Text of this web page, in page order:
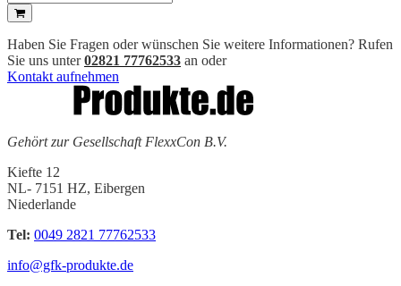
Haben Sie Fragen oder wünschen Sie weitere Informationen? Rufen
Sie uns unter02821 77762533 an oder
Kontakt aufnehmen
Gehört zur Gesellschaft FlexxCon B.V.
Kiefte 12
NL- 7151 HZ, Eibergen
Niederlande
Tel: 0049 2821 77762533
info@gfk-produkte.de